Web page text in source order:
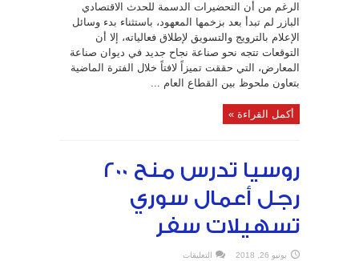
الرغم من أن التحضيرات الدسمة للحدث الاقتصادي
البازر لم تبدأ بعد بزخمها المعهود، باستثناء بدء وسائل
الإعلام بالترويج والتسويق لإطلاق فعالياته، إلا أن
التوقعات تتجه نحو صناعة نجاح جديد في ديوان صناعة
المعارض، التي حققت تميزاً لافتاً خلال الفترة الماضية
بتعاون ملحوظ بين القطاع العام ...
أكمل القراءة »
روسيا تدرس منح 200
رجل أعمال سوري
تسهيلات سفر
يونيو 26, 2018 التعليقات